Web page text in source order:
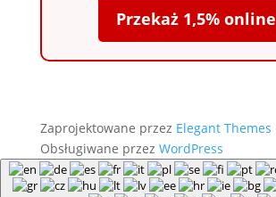
Przekaż 1,5% online
Zaprojektowane przez Elegant Themes
Obsługiwane przez WordPress